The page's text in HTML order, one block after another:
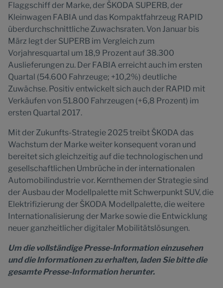
Flaggschiff der Marke, der ŠKODA SUPERB, der
Kleinwagen FABIA und das Kompaktfahrzeug RAPID
überdurchschnittliche Zuwachsraten. Von Januar bis
März legt der SUPERB im Vergleich zum
Vorjahresquartal um 18,9 Prozent auf 38.300
Auslieferungen zu. Der FABIA erreicht auch im ersten
Quartal (54.600 Fahrzeuge; +10,2%) deutliche
Zuwächse. Positiv entwickelt sich auch der RAPID mit
Verkäufen von 51.800 Fahrzeugen (+6,8 Prozent) im
ersten Quartal 2017.
Mit der Zukunfts-Strategie 2025 treibt ŠKODA das
Wachstum der Marke weiter konsequent voran und
bereitet sich gleichzeitig auf die technologischen und
gesellschaftlichen Umbrüche in der internationalen
Automobilindustrie vor. Kernthemen der Strategie sind
der Ausbau der Modellpalette mit Schwerpunkt SUV, die
Elektrifizierung der ŠKODA Modellpalette, die weitere
Internationalisierung der Marke sowie die Entwicklung
neuer ganzheitlicher digitaler Mobilitätslösungen.
Um die vollständige Presse-Information einzusehen
und die Informationen zu erhalten, laden Sie bitte die
gesamte Presse-Information herunter.